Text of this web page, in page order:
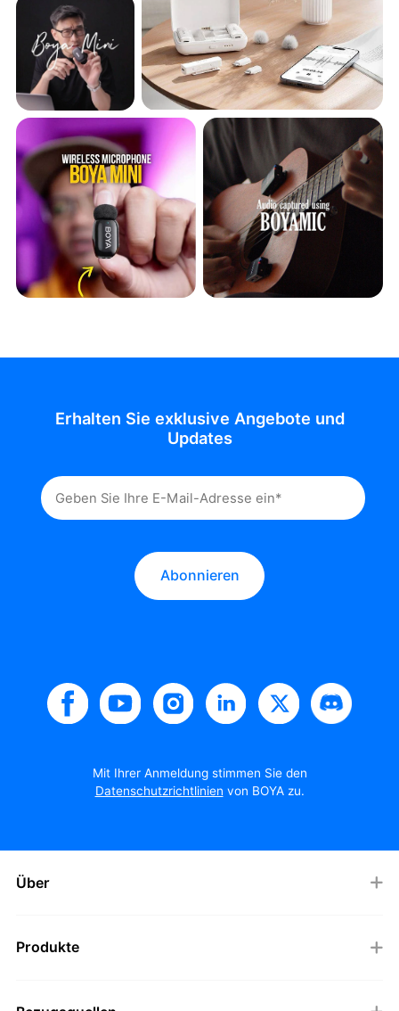
Erhalten Sie exklusive Angebote und
Updates
Abonnieren
Mit Ihrer Anmeldung stimmen Sie den
Datenschutzrichtlinien von BOYA zu.
Über
Produkte